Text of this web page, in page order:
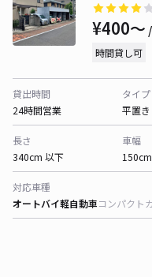
¥400〜
時間貸し可
貸出時間
24時間営業
タイプ
平置き
長さ
340cm 以下
車幅
対応車種
オートバイ軽自動車コンパクト